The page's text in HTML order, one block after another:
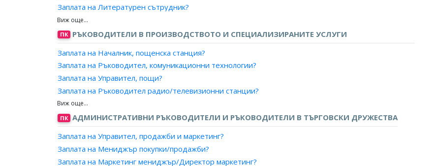
Заплата на Литературен сътрудник?
Заплата на Рецензент?
Заплата на Сценарист?
Заплата на Редактор, книги?
Заплата на Консултант, драматургичен?
Заплата на Критик?
Заплата на Писател/поет?
ПК РЪКОВОДИТЕЛИ В ПРОИЗВОДСТВОТО И СПЕЦИАЛИЗИРАНИТЕ УСЛУГИ
Заплата на Началник, пощенска станция?
Заплата на Ръководител, комуникационни технологии?
Заплата на Управител, пощи?
Заплата на Ръководител радио/телевизионни станции?
Заплата на Ръководител, сектор/студиен комплекс - радио и телевизия?
Заплата на Главен редактор, радио/телевизия?
Заплата на Директор на дирекция, радио/телевизия?
Заплата на Директор, радио/телевизионна програма?
Заплата на Ръководител, техническа смяна радио/телевизия?
ПК АДМИНИСТРАТИВНИ РЪКОВОДИТЕЛИ И РЪКОВОДИТЕЛИ В ТЪРГОВСКИ ДРУЖЕСТВА
Заплата на Управител, продажби и маркетинг?
Заплата на Мениджър покупки/продажби?
Заплата на Маркетинг мениджър/Директор маркетинг?